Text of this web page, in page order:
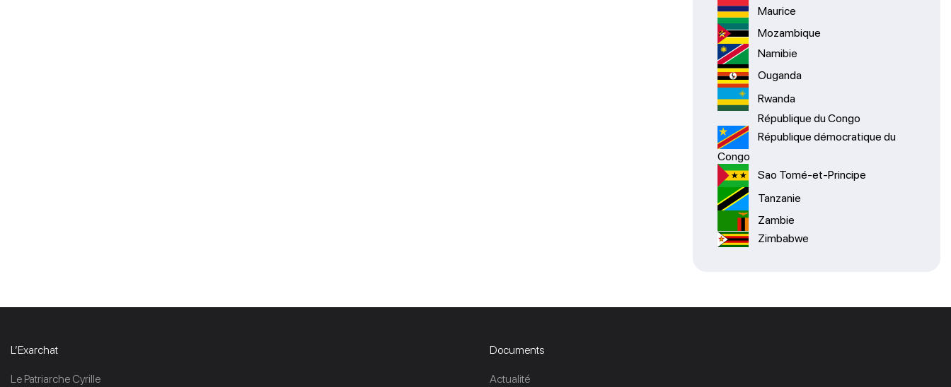
Maurice
Mozambique
Namibie
Ouganda
Rwanda
République du Congo
République démocratique du
Congo
Sao Tomé-et-Principe
Tanzanie
Zambie
Zimbabwe
L’Exarchat
Le Patriarche Cyrille
Documents
Actualité